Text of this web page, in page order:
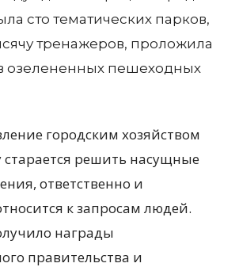
городским хозяйством
старается решить насущные
ответственно и
к запросам людей.
награды
правительства и